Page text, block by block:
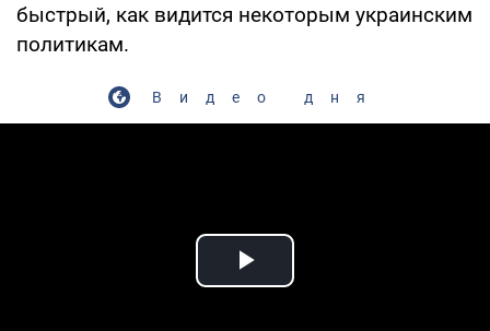
быстрый, как видится некоторым украинским
политикам.
Видео дня
Play Video